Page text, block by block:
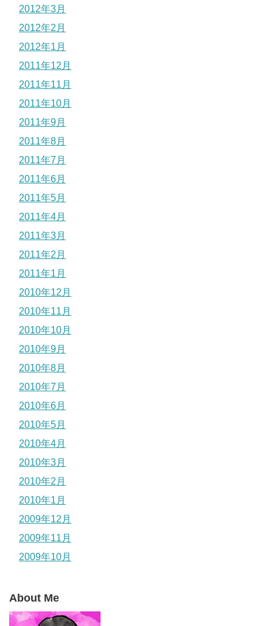
2012年3月
2012年2月
2012年1月
2011年12月
2011年11月
2011年10月
2011年9月
2011年8月
2011年7月
2011年6月
2011年5月
2011年4月
2011年3月
2011年2月
2011年1月
2010年12月
2010年11月
2010年10月
2010年9月
2010年8月
2010年7月
2010年6月
2010年5月
2010年4月
2010年3月
2010年2月
2010年1月
2009年12月
2009年11月
2009年10月
About Me